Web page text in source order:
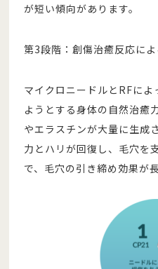
が短い傾向があります。
第3段階：創傷治癒反応に
マイクロニードルとRFに
ようとする身体の自然治癒
やエラスチンが大量に生成
力とハリが回復し、毛穴を
で、毛穴の引き締め効果が